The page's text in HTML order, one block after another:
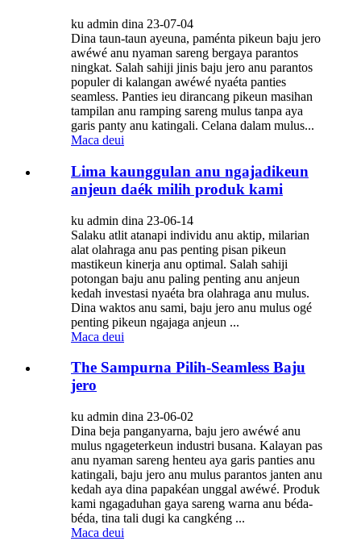
ku admin dina 23-07-04
Dina taun-taun ayeuna, paménta pikeun baju jero
awéwé anu nyaman sareng bergaya parantos
ningkat. Salah sahiji jinis baju jero anu parantos
populer di kalangan awéwé nyaéta panties
seamless. Panties ieu dirancang pikeun masihan
tampilan anu ramping sareng mulus tanpa aya
garis panty anu katingali. Celana dalam mulus...
Maca deui
Lima kaunggulan anu ngajadikeun
anjeun daék milih produk kami
ku admin dina 23-06-14
Salaku atlit atanapi individu anu aktip, milarian
alat olahraga anu pas penting pisan pikeun
mastikeun kinerja anu optimal. Salah sahiji
potongan baju anu paling penting anu anjeun
kedah investasi nyaéta bra olahraga anu mulus.
Dina waktos anu sami, baju jero anu mulus ogé
penting pikeun ngajaga anjeun ...
Maca deui
The Sampurna Pilih-Seamless Baju
jero
ku admin dina 23-06-02
Dina beja panganyarna, baju jero awéwé anu
mulus ngageterkeun industri busana. Kalayan pas
anu nyaman sareng henteu aya garis panties anu
katingali, baju jero anu mulus parantos janten anu
kedah aya dina papakéan unggal awéwé. Produk
kami ngagaduhan gaya sareng warna anu béda-
béda, tina tali dugi ka cangkéng ...
Maca deui